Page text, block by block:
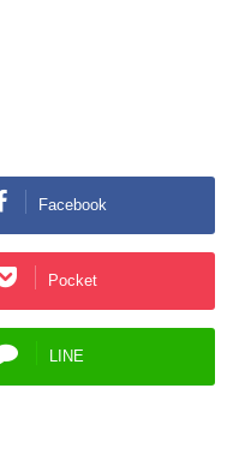
Facebook
Pocket
LINE